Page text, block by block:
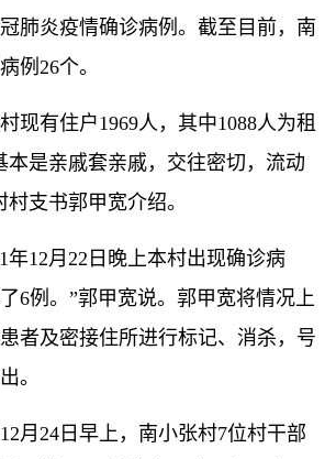
肺炎疫情确诊病例。截至目前，南
例26个。
有住户1969人，其中1088人为租
本是亲戚套亲戚，交往密切，流动
支书郭甲宽介绍。
12月22日晚上本村出现确诊病
6例。”郭甲宽说。郭甲宽将情况上
者及密接住所进行标记、消杀，号
。
24日早上，南小张村7位村干部